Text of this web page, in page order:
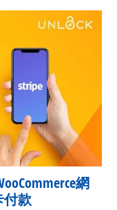
網
付款